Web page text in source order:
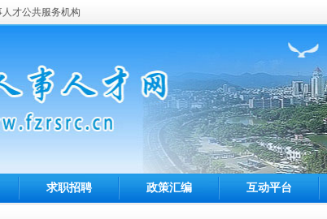
才公共服务机构
求职招聘 政策汇编 互动平台